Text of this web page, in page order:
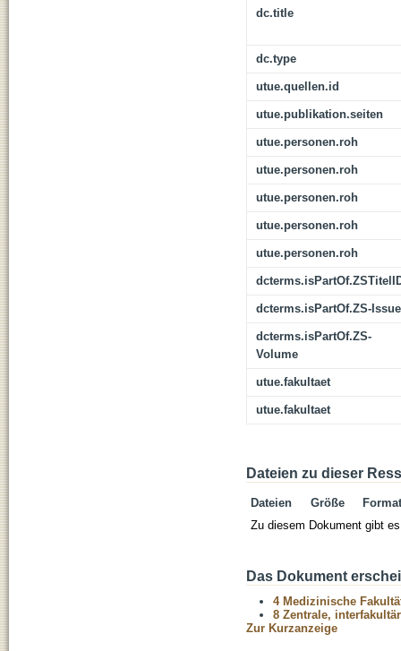
dc.title
dc.type
utue.quellen.id
utue.publikation.seiten
utue.personen.roh
utue.personen.roh
utue.personen.roh
utue.personen.roh
utue.personen.roh
dcterms.isPartOf.ZS-Issue
dcterms.isPartOf.ZS-
Volume
utue.fakultaet
utue.fakultaet
Dateien zu dieser
Dateien Größe
Format
Zu diesem Dokument gibt
Das Dokument
4 Medizinische
8 Zentrale,
Zur Kurzanzeige